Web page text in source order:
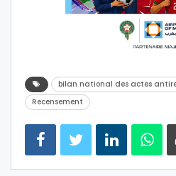
bilan national des actes
Recensement